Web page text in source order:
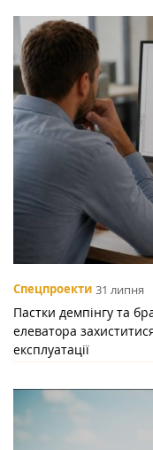
Спецпроекти 31 липня
Пастки демпінгу та
елеватора
експлуатації